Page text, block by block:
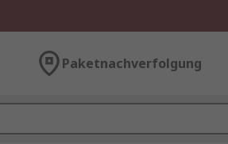
Paketnachverfolgung